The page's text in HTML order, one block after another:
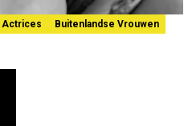
Actrices
Buitenlandse Vrouwen